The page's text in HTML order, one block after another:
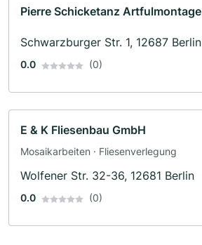
Pierre Schicketanz Artfulmontage
Schwarzburger Str. 1, 12687 Berlin
0.0 (0)
E & K Fliesenbau GmbH
Mosaikarbeiten · Fliesenverlegung
Wolfener Str. 32-36, 12681 Berlin
0.0 (0)